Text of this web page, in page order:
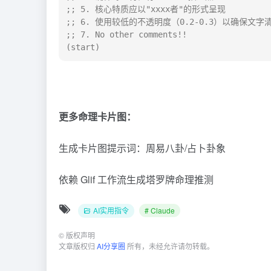
;; 5. 核心特质应以"xxxx者"的形式呈现
;; 6. 使用较低的不透明度（0.2-0.3）以确保文字
;; 7. No other comments!!
(start)
更多命理卡片图：
生成卡片图提示词：周易八卦/占卜卦象
依赖 Glif工作流生成塔罗牌命理推测
AI实用指令 # Claude
© 版权声明
文章版权归 AI分享圈 所有，未经允许请勿转载。